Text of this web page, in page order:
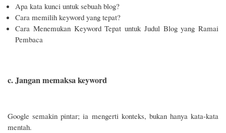
Apa kata kunci untuk sebuah blog?
Cara memilih keyword yang tepat?
Cara Menemukan Keyword Tepat untuk Judul Blog yang Ramai
Pembaca
c. Jangan memaksa keyword
Google semakin pintar; ia mengerti konteks, bukan hanya kata-kata
mentah.